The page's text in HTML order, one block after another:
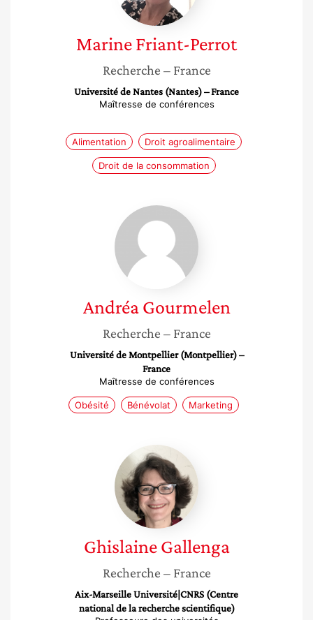
MarineFriant-Perrot
Recherche – France
Université de Nantes (Nantes) – France
Maîtresse de conférences
Alimentation Droit agroalimentaire
Droit de la consommation
Andréa
Gourmelen
Andréa Gourmelen
Recherche – France
Université de Montpellier (Montpellier) –
France
Maîtresse de conférences
Obésité Bénévolat Marketing
Ghislaine
Gallenga
Ghislaine Gallenga
Recherche – France
Aix-Marseille Université|CNRS (Centre
national de la recherche scientifique)